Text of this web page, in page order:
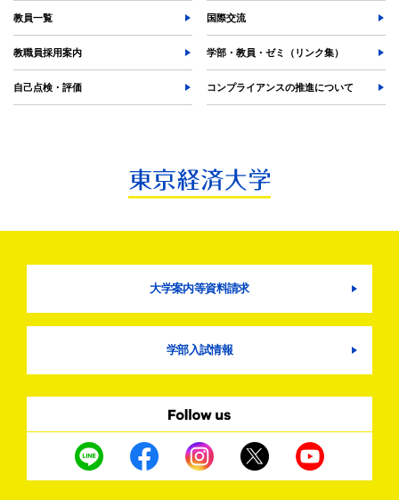
教員一覧 国際交流
教職員採用案内 学部・教員・ゼミ（リンク集）
自己点検・評価 コンプライアンスの推進について
大学案内等資料請求
学部入試情報